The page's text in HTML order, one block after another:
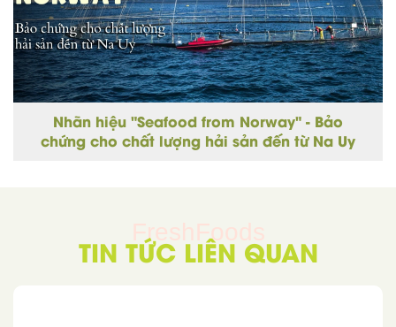
Nhãn hiệu "Seafood from Norway" - Bảo
chứng cho chất lượng hải sản đến từ Na Uy
FreshFoods
TIN TỨC LIÊN QUAN